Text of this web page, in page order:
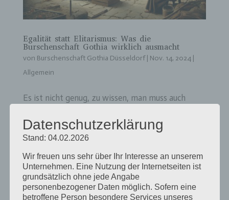
Egalität statt Elitarismus: Was die
Burschenschaft Gothia wirklich ausmacht
von Burschenschaft Gothia Düsseldorf| Nov. 14, 2024|
Allgemein
Es ist nicht genug, zu wissen, man muss auch
muss auch tun. Johann Wohlfgang von Goethe
Die Burschenschaft Gothia steht für Werte, die
sich oft stark von dem unterscheiden, was viele
mit Verbindungen assoziieren. Wer...
Datenschutzerklärung
Stand: 04.02.2026
Wir freuen uns sehr über Ihr Interesse an unserem
Unternehmen. Eine Nutzung der Internetseiten ist
grundsätzlich ohne jede Angabe
personenbezogener Daten möglich. Sofern eine
betroffene Person besondere Services unseres